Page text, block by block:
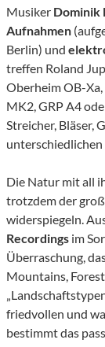
Musiker Dominik
Aufnahmen
Berlin) und
treffen Roland
Oberheim OB-
MK2, GRP A4
Streicher, Bläser,
Die Natur mit all
trotzdem der
widerspiegeln.
Recordings im
Überraschung,
Mountains,
friedvollen und
bestimmt das